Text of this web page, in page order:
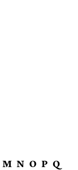
M N O P Q